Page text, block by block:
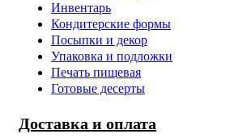
Инвентарь
Кондитерские формы
Посыпки и декор
Упаковка и подложки
Печать пищевая
Готовые десерты
Доставка и оплата